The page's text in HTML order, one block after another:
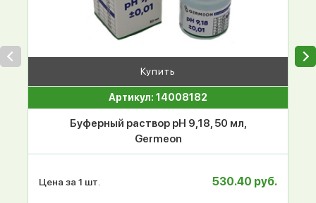
Купить
Артикул: 14008182
Буферный раствор pH 9,18, 50 мл,
Germeon
Цена за 1 шт. 530.40 руб.